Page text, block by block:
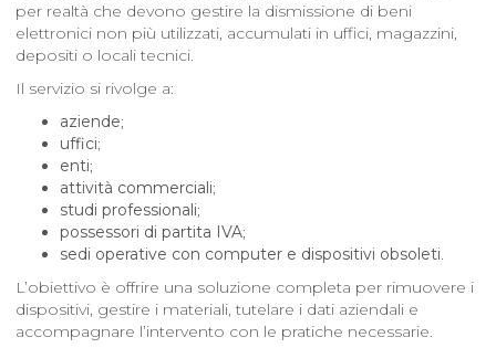
per realtà che devono gestire la dismissione di beni
elettronici non più utilizzati, accumulati in uffici, magazzini,
depositi o locali tecnici.
Il servizio si rivolge a:
aziende;
uffici;
enti;
attività commerciali;
studi professionali;
possessori di partita IVA;
sedi operative con computer e dispositivi obsoleti.
L’obiettivo è offrire una soluzione completa per rimuovere i
dispositivi, gestire i materiali, tutelare i dati aziendali e
accompagnare l’intervento con le pratiche necessarie.